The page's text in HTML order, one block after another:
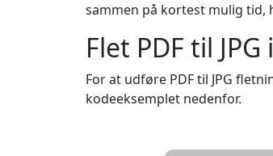
sammen på kortest mulig
Flet PDF til
For at udføre PDF til JPG
kodeeksemplet nedenfor.